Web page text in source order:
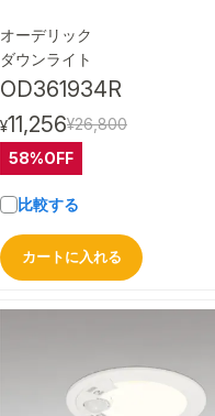
オーデリック
ダウンライト
OD361934R
¥11,256¥26,800
58%OFF
比較する
カートに入れる